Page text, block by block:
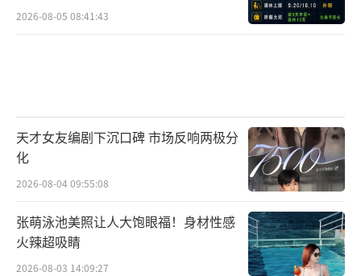
2026-08-05 08:41:43
天才女友编剧下沉口碑 市场反响两极分
化
2026-08-04 09:55:08
张萌泳池美照让人大饱眼福！身材性感
火辣超吸睛
2026-08-03 14:09:27